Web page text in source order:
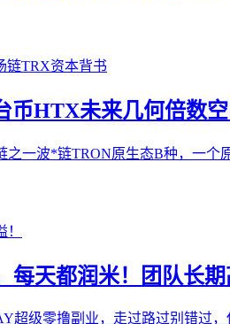
币HTX未来几何倍数
一波*链TRON原生态B种，一
天都润米！团队长期
超级零撸副业，走过路过别错过